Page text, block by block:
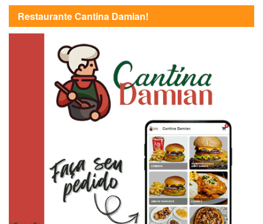
Restaurante Cantina Damian!